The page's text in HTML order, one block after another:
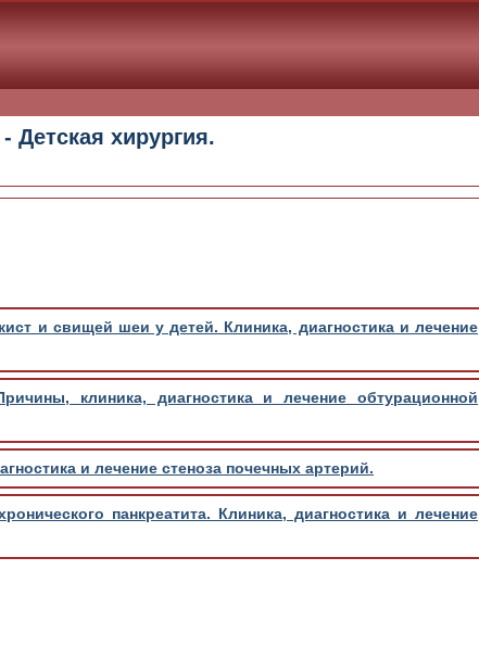
Детская хирургия.
и свищей шеи у детей. Клиника, диагностика и лечение
клиника, диагностика и лечение обтурационной
и лечение стеноза почечных артерий.
панкреатита. Клиника, диагностика и лечение